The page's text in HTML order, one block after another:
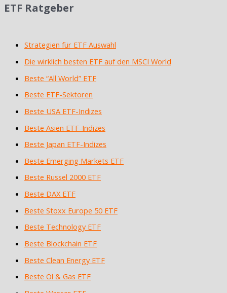
ETF Ratgeber
Strategien für ETF Auswahl
Die wirklich besten ETF auf den MSCI World
Beste “All World” ETF
Beste ETF-Sektoren
Beste USA ETF-Indizes
Beste Asien ETF-Indizes
Beste Japan ETF-Indizes
Beste Emerging Markets ETF
Beste Russel 2000 ETF
Beste DAX ETF
Beste Stoxx Europe 50 ETF
Beste Technology ETF
Beste Blockchain ETF
Beste Clean Energy ETF
Beste Öl & Gas ETF